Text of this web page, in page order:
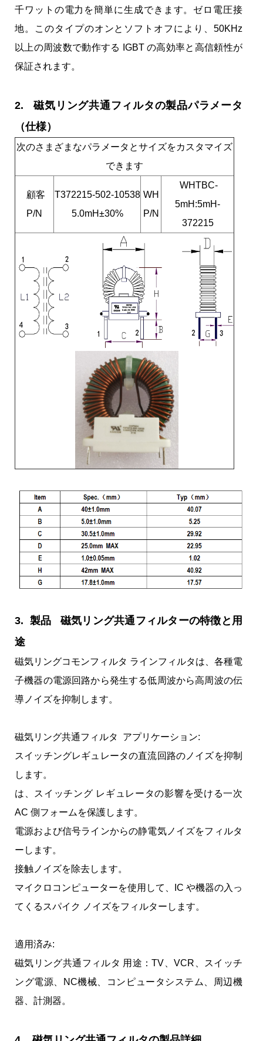
千ワットの電力を簡単に生成できます。ゼロ電圧接
地。このタイプのオンとソフトオフにより、50KHz
以上の周波数で動作する IGBT の高効率と高信頼性が
保証されます。
2. 磁気リング共通フィルタの製品パラメータ
（仕様）
次のさまざまなパラメータとサイズをカスタマイズ
できます
顧客
P/N
T372215-502-10538
5.0mH±30%
WH
P/N
WHTBC-
5mH:5mH-
372215
3. 製品 磁気リング共通フィルターの特徴と用
途
磁気リングコモンフィルタ ラインフィルタは、各種電
子機器の電源回路から発生する低周波から高周波の伝
導ノイズを抑制します。
磁気リング共通フィルタ アプリケーション:
スイッチングレギュレータの直流回路のノイズを抑制
します。
は、スイッチング レギュレータの影響を受ける一次
AC 側フォームを保護します。
電源および信号ラインからの静電気ノイズをフィルタ
ーします。
接触ノイズを除去します。
マイクロコンピューターを使用して、IC や機器の入っ
てくるスパイク ノイズをフィルターします。
適用済み:
磁気リング共通フィルタ 用途：TV、VCR、スイッチ
ング電源、NC機械、コンピュータシステム、周辺機
器、計測器。